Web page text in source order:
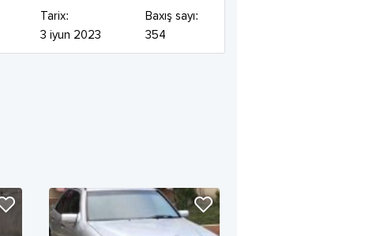
Tarix:
3 iyun 2023
Baxış sayı:
354